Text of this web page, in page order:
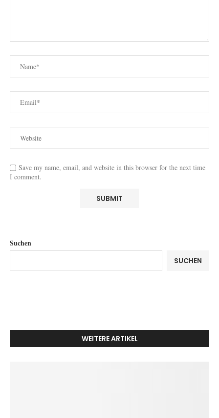
Save my name, email, and website in this browser for the next time
I comment.
Suchen
SUCHEN
WEITERE ARTIKEL